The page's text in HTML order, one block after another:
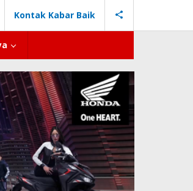
Kontak Kabar Baik